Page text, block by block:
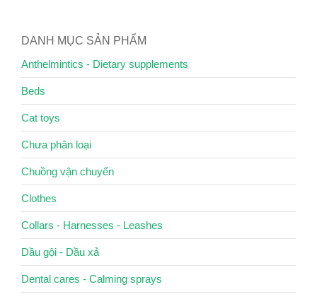
DANH MỤC SẢN PHẨM
Anthelmintics - Dietary supplements
Beds
Cat toys
Chưa phân loại
Chuồng vận chuyển
Clothes
Collars - Harnesses - Leashes
Dầu gội - Dầu xả
Dental cares - Calming sprays